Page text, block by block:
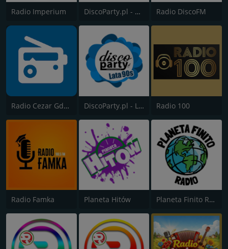
Radio Imperium DiscoParty.pl - Disco Impreza Radio DiscoFM
Radio Cezar Gdańsk DiscoParty.pl - Lata 90s Radio 100
Radio Famka Planeta Hitów Planeta Finito Radio